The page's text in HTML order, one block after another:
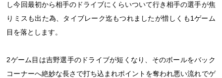
し今回最初から相手のドライブにくらいついて行き相手の選手が焦
りミスも出た為、タイブレーク迄もつれましたが惜しくも1ゲーム
目を落とします。
2ゲーム目は吉野選手のドライブが短くなり、そのボールをバック
コーナーへ絶妙な長さで打ち込まれポイントを奪われ悪い流れでゲ